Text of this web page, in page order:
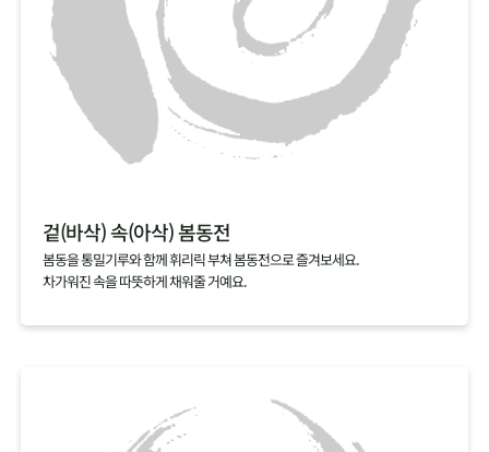
겉(바삭) 속(아삭) 봄동전
봄동을 통밀기루와 함께 휘리릭 부쳐 봄동전으로 즐겨보세요.
차가워진 속을 따뜻하게 채워줄 거예요.